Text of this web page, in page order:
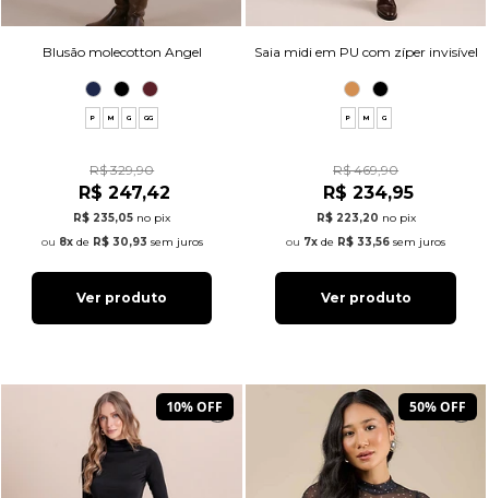
Blusão molecotton Angel
P M G GG
R$ 329,90
R$ 247,42
R$ 235,05 no pix
8xde R$ 30,93 sem juros
Ver produto
Saia midi em PU com zíper invisível
P M G
R$ 469,90
R$ 234,95
R$ 223,20 no pix
7x de R$ 33,56 sem juros
Ver produto
10% OFF 50% OFF